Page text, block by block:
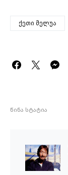
ქეთი მელუა
წინა სტატია